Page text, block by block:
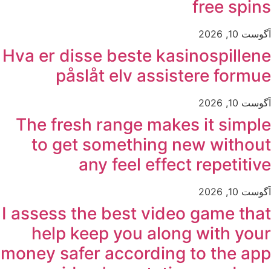
free spins
آگوست 10, 2026
Hva er disse beste kasinospillene
påslåt elv assistere formue
آگوست 10, 2026
The fresh range makes it simple
to get something new without
any feel effect repetitive
آگوست 10, 2026
I assess the best video game that
help keep you along with your
money safer according to the app